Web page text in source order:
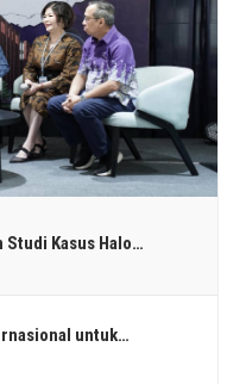
Studi Kasus Halo…
untuk…